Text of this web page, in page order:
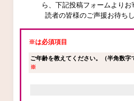
オーバーラップノベル
ら、下記投稿フォームよりお
読者の皆様のご声援お待ち
※は必須項目
ご年齢を教えてください。（半角数字
※